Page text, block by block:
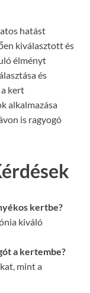
hatást
kiválasztott és
élményt
és
kert
alkalmazása
is ragyogó
kertbe?
kiváló
a kertembe?
mint a